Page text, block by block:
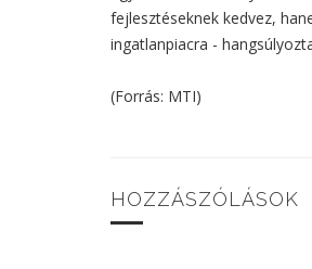
fejlesztéseknek kedvez,
ingatlanpiacra -
(Forrás: MTI)
HOZZÁSZÓLÁSOK